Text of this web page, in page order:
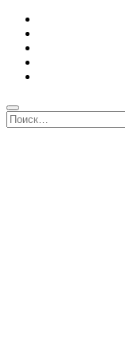
Найти: